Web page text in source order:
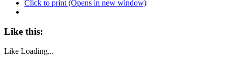
Click to print (Opens in new window)
Like this:
Like Loading...